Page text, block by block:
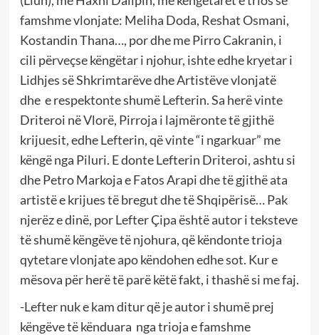
famshme vlonjate: Meliha Doda, Reshat Osmani,
Kostandin Thana…, por dhe me Pirro Cakranin, i
cili përveçse këngëtar i njohur, ishte edhe kryetar i
Lidhjes së Shkrimtarëve dhe Artistëve vlonjatë
dhe e respektonte shumë Lefterin. Sa herë vinte
Driteroi në Vlorë, Pirroja i lajmëronte të gjithë
krijuesit, edhe Lefterin, që vinte “i ngarkuar” me
këngë nga Piluri. E donte Lefterin Driteroi, ashtu si
dhe Petro Markoja e Fatos Arapi dhe të gjithë ata
artistë e krijues të bregut dhe të Shqipërisë… Pak
njerëz e dinë, por Lefter Çipa është autor i teksteve
të shumë këngëve të njohura, që këndonte trioja
qytetare vlonjate apo këndohen edhe sot. Kur e
mësova për herë të parë këtë fakt, i thashë si me faj.
-Lefter nuk e kam ditur që je autor i shumë prej
këngëve të kënduara nga trioja e famshme